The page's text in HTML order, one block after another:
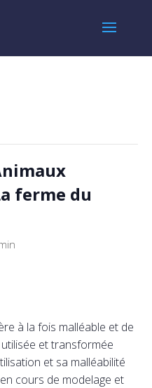
ferme du
à la fois malléable et de
et transformée
et sa malléabilité
cours de modelage et